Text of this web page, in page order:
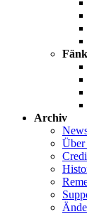
Archiv
Über